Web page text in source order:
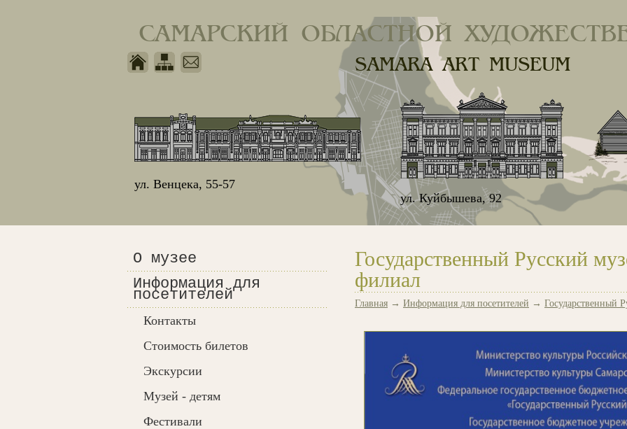
САМАРСКИЙ ОБЛАСТНОЙ
SAMARA ART MUSEUM
ул. Куйбышева, 92
ул. Венцека, 55-57
О музее
Информация для
посетителей
Контакты
Cтоимость билетов
Экскурсии
Музей - детям
Фестивали
Государственный Русский
филиал
Главная → Информация для посетителей → Государственный